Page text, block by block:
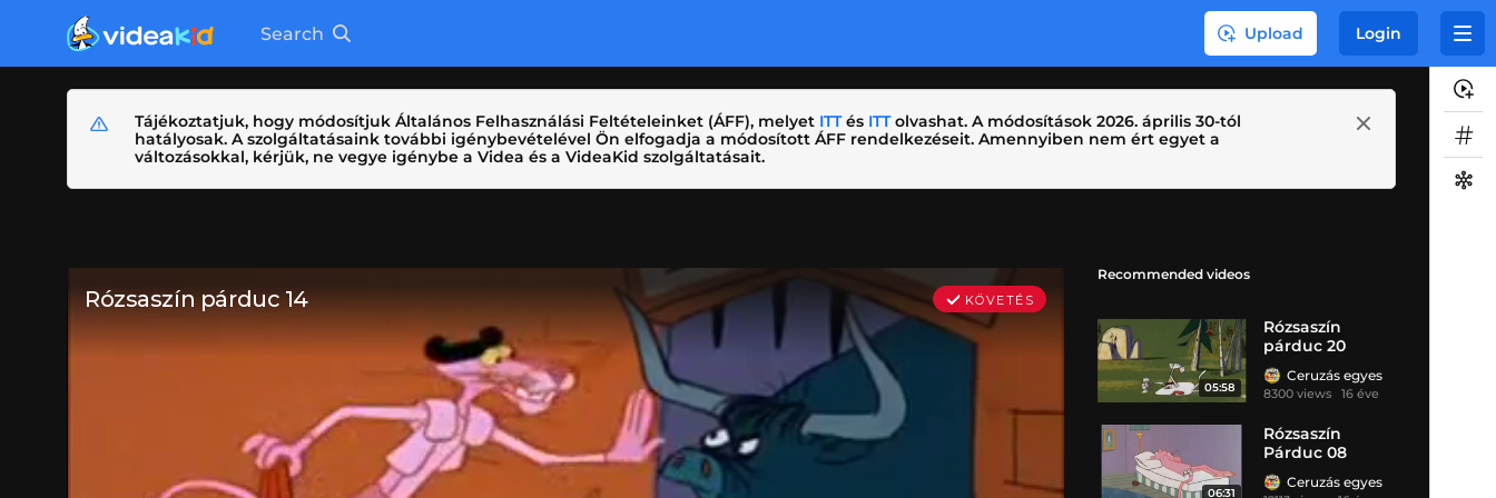
Search Upload Login
Tájékoztatjuk, hogy módosítjuk Általános Felhasználási Feltételeinket (ÁFF), melyet ITTés ITTolvashat. A módosítások 2026. április 30-tól
hatályosak. A szolgáltatásaink további igénybevételével Ön elfogadja a módosított ÁFF rendelkezéseit. Amennyiben nem ért egyet a
változásokkal, kérjük, ne vegye igénybe a Videa és a VideaKid szolgáltatásait.
Recommended videos
05:58
Rózsaszín
párduc 20
Ceruzás egyes
8300 views 16 éve
06:31
Rózsaszín
Párduc 08
Ceruzás egyes